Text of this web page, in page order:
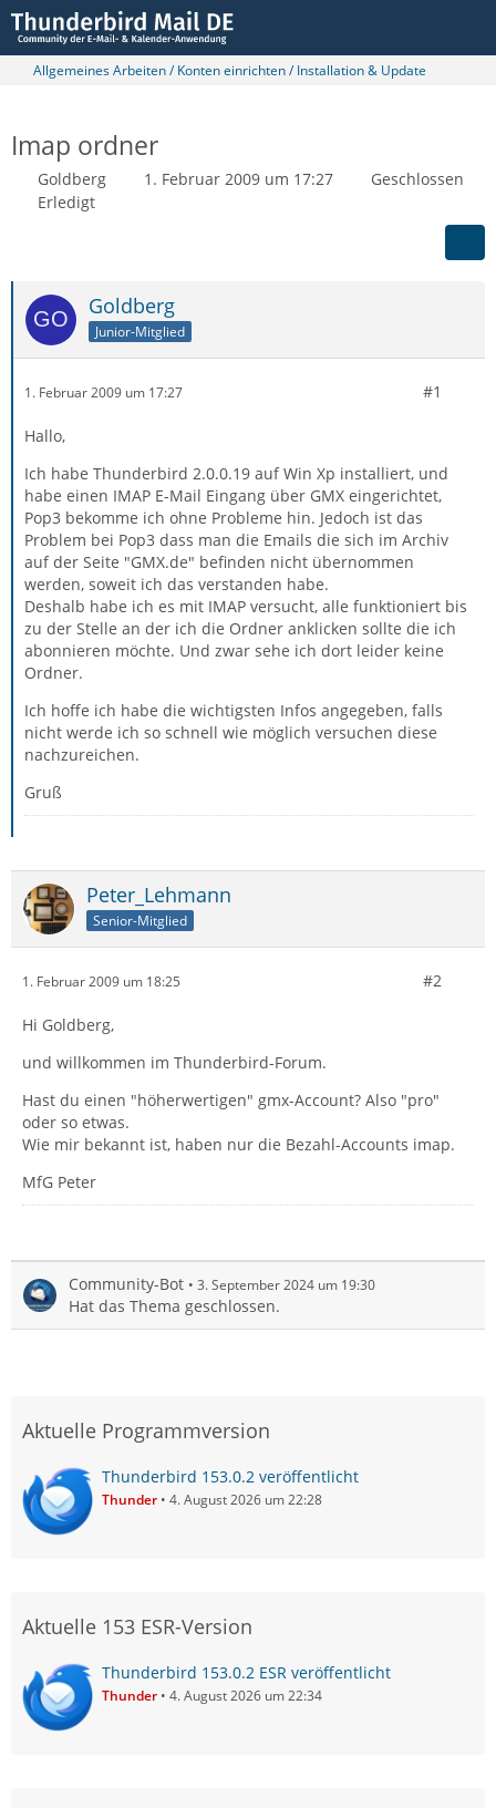
Allgemeines Arbeiten / Konten einrichten / Installation & Update
Imap ordner
Goldberg 1. Februar 2009 um 17:27
Geschlossen
Erledigt
Goldberg
Junior-Mitglied
1. Februar 2009 um 17:27 #1
Hallo,
Ich habe Thunderbird 2.0.0.19 auf Win Xp installiert, und
habe einen IMAP E-Mail Eingang über GMX eingerichtet,
Pop3 bekomme ich ohne Probleme hin. Jedoch ist das
Problem bei Pop3 dass man die Emails die sich im Archiv
auf der Seite "GMX.de" befinden nicht übernommen
werden, soweit ich das verstanden habe.
Deshalb habe ich es mit IMAP versucht, alle funktioniert bis
zu der Stelle an der ich die Ordner anklicken sollte die ich
abonnieren möchte. Und zwar sehe ich dort leider keine
Ordner.
Ich hoffe ich habe die wichtigsten Infos angegeben, falls
nicht werde ich so schnell wie möglich versuchen diese
nachzureichen.
Gruß
Peter_Lehmann
Senior-Mitglied
1. Februar 2009 um 18:25 #2
Hi Goldberg,
und willkommen im Thunderbird-Forum.
Hast du einen "höherwertigen" gmx-Account? Also "pro"
oder so etwas.
Wie mir bekannt ist, haben nur die Bezahl-Accounts imap.
MfG Peter
Community-Bot 3. September 2024 um 19:30
Hat das Thema geschlossen.
Aktuelle Programmversion
Thunderbird 153.0.2 veröffentlicht
Thunder 4. August 2026 um 22:28
Aktuelle 153 ESR-Version
Thunderbird 153.0.2 ESR veröffentlicht
Thunder 4. August 2026 um 22:34